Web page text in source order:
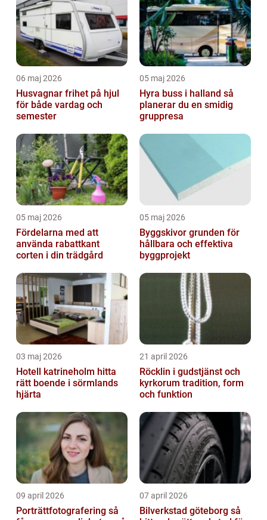
06 maj 2026
Husvagnar frihet på hjul
för både vardag och
semester
05 maj 2026
Hyra buss i halland så
planerar du en smidig
gruppresa
05 maj 2026
Fördelarna med att
använda rabattkant
corten i din trädgård
05 maj 2026
Byggskivor grunden för
hållbara och effektiva
byggprojekt
03 maj 2026
Hotell katrineholm hitta
rätt boende i sörmlands
hjärta
21 april 2026
Röcklin i gudstjänst och
kyrkorum tradition, form
och funktion
09 april 2026
Porträttfotografering så
07 april 2026
Bilverkstad göteborg så